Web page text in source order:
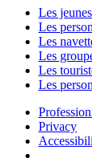
Les jeunes
Les
Les
Les
Les
Les
Privacy